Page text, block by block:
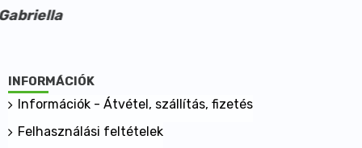
INFORMÁCIÓK
Információk - Átvétel, szállítás, fizetés
Felhasználási feltételek